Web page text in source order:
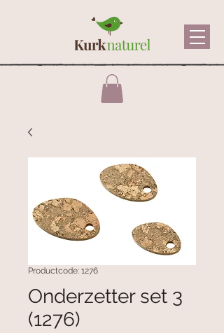
Productcode: 1276
Onderzetter set 3
(1276)